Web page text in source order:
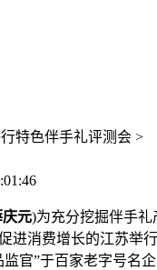
特色伴手礼评测会 >
庆元)为充分挖掘伴手
进消费增长的江苏举
官”于百家老字号名